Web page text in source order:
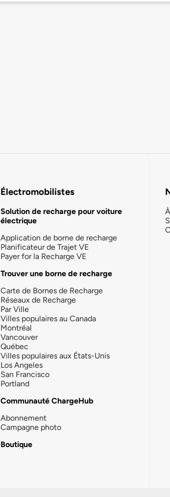
Électromobilistes
Solution de recharge pour voiture
électrique
Application de borne de recharge
Planificateur de Trajet VE
Payer for la Recharge VE
Trouver une borne de recharge
Carte de Bornes de Recharge
Réseaux de Recharge
Par Ville
Villes populaires au Canada
Montréal
Vancouver
Québec
Villes populaires aux États-Unis
Los Angeles
San Francisco
Portland
Communauté ChargeHub
Abonnement
Campagne photo
Boutique